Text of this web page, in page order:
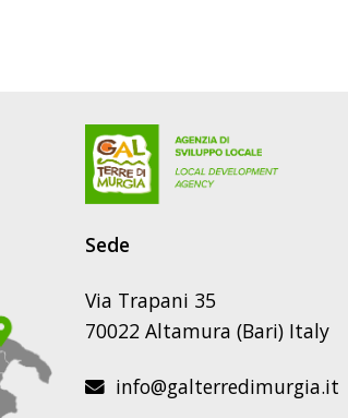
Sede
Via Trapani 35
70022 Altamura (Bari) Italy
info@galterredimurgia.it